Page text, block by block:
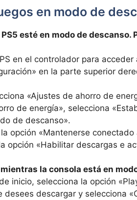
en modo de
esté en modo de descanso.
en el controlador para acceder
en la parte superior
«Ajustes de ahorro de
de energía», selecciona
de descanso».
opción «Mantenerse
opción «Habilitar descargas e
la consola está en
inicio, selecciona la opción
desees descargar y selecciona